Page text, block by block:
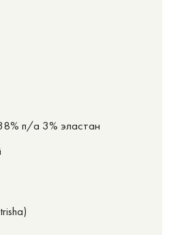
п/а 3% эластан